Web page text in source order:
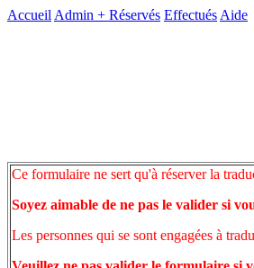
Accueil Admin + Réservés Effectués Aide
Ce formulaire ne sert qu'à réserver la
Soyez aimable de ne pas le valider si
Les personnes qui se sont engagées à